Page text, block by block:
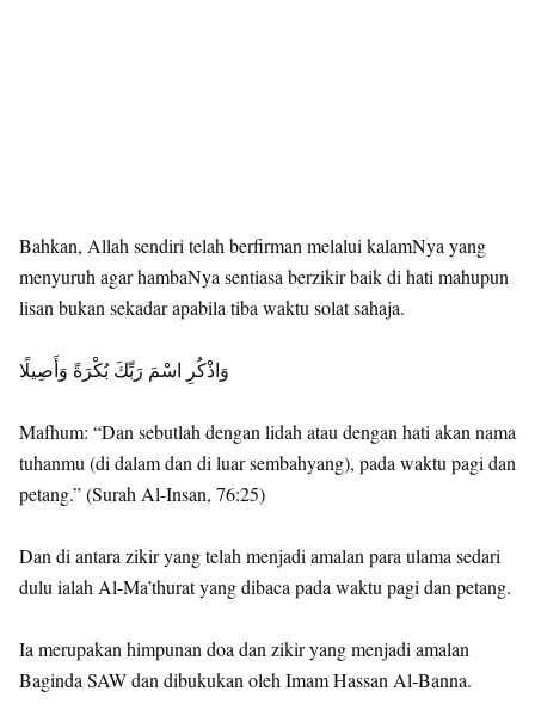
Bahkan, Allah sendiri telah berfirman melalui kalamNya yang
menyuruh agar hambaNya sentiasa berzikir baik di hati mahupun
lisan bukan sekadar apabila tiba waktu solat sahaja.
وَاذْكُرِ اسْمَ رَبِّكَ بُكْرَةً وَأَصِيلًا
Mafhum: “Dan sebutlah dengan lidah atau dengan hati akan nama
tuhanmu (di dalam dan di luar sembahyang), pada waktu pagi dan
petang.” (Surah Al-Insan, 76:25)
Dan di antara zikir yang telah menjadi amalan para ulama sedari
dulu ialah Al-Ma’thurat yang dibaca pada waktu pagi dan petang.
Ia merupakan himpunan doa dan zikir yang menjadi amalan
Baginda SAW dan dibukukan oleh Imam Hassan Al-Banna.